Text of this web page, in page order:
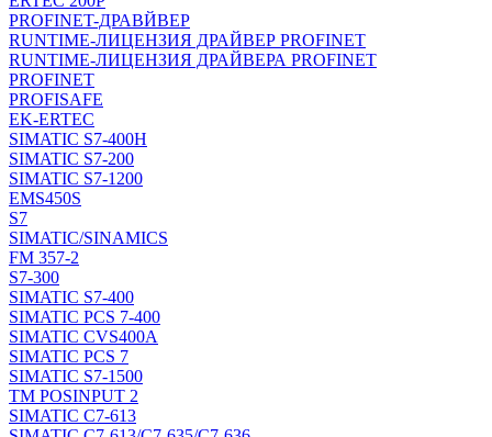
PROFINET-ДРАВЙВЕР
RUNTIME-ЛИЦЕНЗИЯ ДРАЙВЕР PROFINET
RUNTIME-ЛИЦЕНЗИЯ ДРАЙВЕРА PROFINET
PROFINET
PROFISAFE
EK-ERTEC
SIMATIC S7-400H
SIMATIC S7-200
SIMATIC S7-1200
EMS450S
S7
SIMATIC/SINAMICS
FM 357-2
S7-300
SIMATIC S7-400
SIMATIC PCS 7-400
SIMATIC CVS400A
SIMATIC PCS 7
SIMATIC S7-1500
TM POSINPUT 2
SIMATIC C7-613